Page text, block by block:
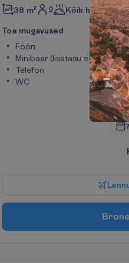
38 m² 2 Kõik hinnas
Toa mugavused
Föön
Minibaar (lisatasu eest)
Telefon
WC
Lenn
Brone